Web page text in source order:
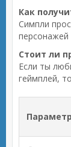
Как
Симпли
персонажей
Стоит ли
Если ты
геймплей,
Параметр